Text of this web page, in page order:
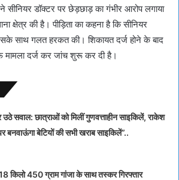
सीनियर डॉक्टर पर छेड़छाड़ का गंभीर आरोप लगाया
क्षेत्र की है। पीड़िता का कहना है कि सीनियर
साथ गलत हरकत की। शिकायत दर्ज होने के बाद
मामला दर्ज कर जांच शुरू कर दी है।
सवाल: छात्राओं को मिलीं गुणवत्ताहीन साइकिलें, राकेश
बेटियों की सभी खराब साइकिलें”..
किलो 450 ग्राम गांजा के साथ तस्कर गिरफ्तार